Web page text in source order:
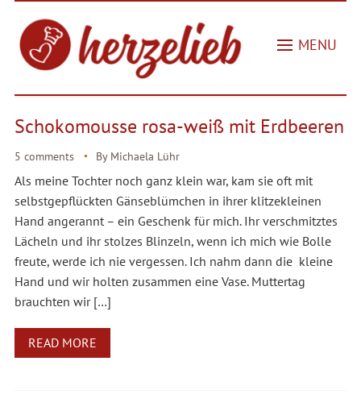
MENU
Schokomousse rosa-weiß mit Erdbeeren
5 comments By Michaela Lühr
Als meine Tochter noch ganz klein war, kam sie oft mit
selbstgepflückten Gänseblümchen in ihrer klitzekleinen
Hand angerannt – ein Geschenk für mich. Ihr verschmitztes
Lächeln und ihr stolzes Blinzeln, wenn ich mich wie Bolle
freute, werde ich nie vergessen. Ich nahm dann die kleine
Hand und wir holten zusammen eine Vase. Muttertag
brauchten wir […]
READ MORE